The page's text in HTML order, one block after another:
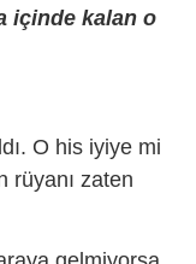
içinde kalan o
O his iyiye mi
rüyanı zaten